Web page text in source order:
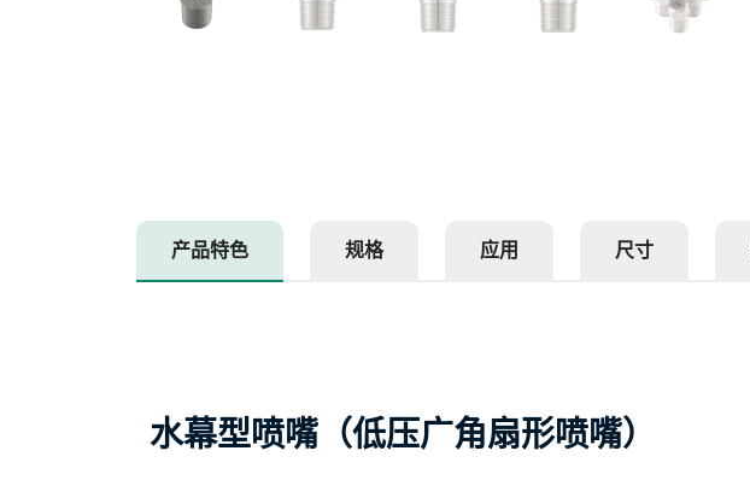
产品特色 规格 应用 尺寸
水幕型喷嘴（低压广角扇形喷嘴）